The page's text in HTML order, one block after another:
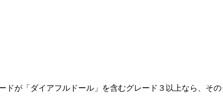
が「ダイアフルドール」を含むグレード３以上なら、そ